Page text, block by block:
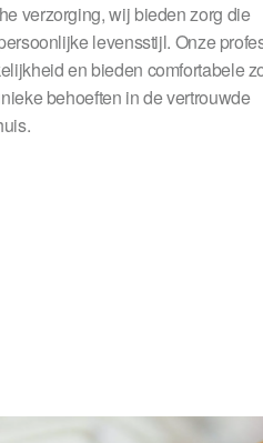
verzorging, wij bieden zorg die
levensstijl. Onze
en bieden comfortabele
behoeften in de vertrouwde